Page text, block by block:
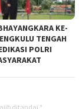
KE-
TENGAH
POLRI
ditandai *